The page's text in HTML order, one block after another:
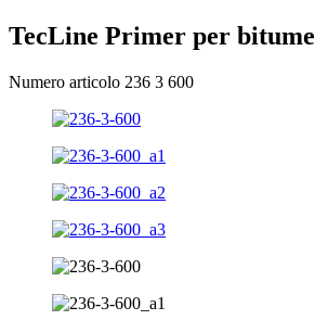
TecLine Primer per bitume
Numero articolo 236 3 600